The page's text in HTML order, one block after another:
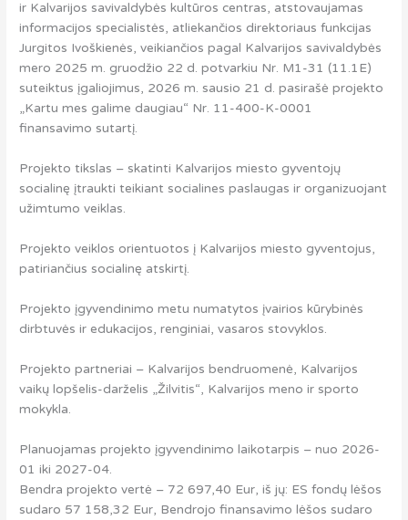
ir Kalvarijos savivaldybės kultūros centras, atstovaujamas
informacijos specialistės, atliekančios direktoriaus funkcijas
Jurgitos Ivoškienės, veikiančios pagal Kalvarijos savivaldybės
mero 2025 m. gruodžio 22 d. potvarkiu Nr. M1-31 (11.1E)
suteiktus įgaliojimus, 2026 m. sausio 21 d. pasirašė projekto
„Kartu mes galime daugiau“ Nr. 11-400-K-0001
finansavimo sutartį.
Projekto tikslas – skatinti Kalvarijos miesto gyventojų
socialinę įtraukti teikiant socialines paslaugas ir organizuojant
užimtumo veiklas.
Projekto veiklos orientuotos į Kalvarijos miesto gyventojus,
patiriančius socialinę atskirtį.
Projekto įgyvendinimo metu numatytos įvairios kūrybinės
dirbtuvės ir edukacijos, renginiai, vasaros stovyklos.
Projekto partneriai – Kalvarijos bendruomenė, Kalvarijos
vaikų lopšelis-darželis „Žilvitis“, Kalvarijos meno ir sporto
mokykla.
Planuojamas projekto įgyvendinimo laikotarpis – nuo 2026-
01 iki 2027-04.
Bendra projekto vertė – 72 697,40 Eur, iš jų: ES fondų lėšos
sudaro 57 158,32 Eur, Bendrojo finansavimo lėšos sudaro